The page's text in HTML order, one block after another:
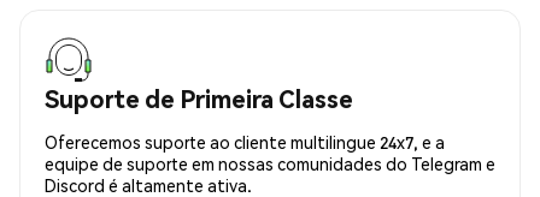
Suporte de Primeira Classe
Oferecemos suporte ao cliente multilingue 24x7, e a
equipe de suporte em nossas comunidades do Telegram e
Discord é altamente ativa.